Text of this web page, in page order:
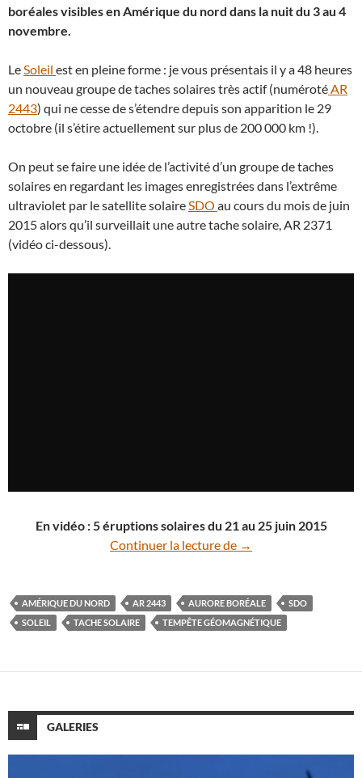
boréales visibles en Amérique du nord dans la nuit du 3 au 4
novembre.
LeSoleil est en pleine forme : je vous présentais il y a 48 heures
un nouveau groupe de taches solaires très actif (numérotéAR
2443) qui ne cesse de s’étendre depuis son apparition le 29
octobre (il s’étire actuellement sur plus de 200 000 km !).
On peut se faire une idée de l’activité d’un groupe de taches
solaires en regardant les images enregistrées dans l’extrême
ultraviolet par le satellite solaireSDO au cours du mois de juin
2015 alors qu’il surveillait une autre tache solaire, AR 2371
(vidéo ci-dessous).
En vidéo : 5 éruptions solaires du 21 au 25 juin 2015
Continuer la lecture de Le nord de
→
AMÉRIQUE DU NORD AR 2443 AURORE BORÉALE
SDO
SOLEIL
TACHE SOLAIRE TEMPÊTE GÉOMAGNÉTIQUE
GALERIES